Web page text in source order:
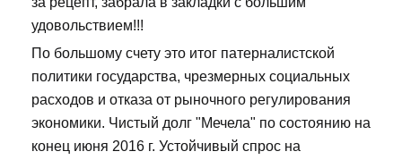
удовольствием!!!
По большому счету это итог патерналистской
политики государства, чрезмерных социальных
расходов и отказа от рыночного регулирования
экономики. Чистый долг "Мечела" по состоянию на
конец июня 2016 г. Устойчивый спрос на